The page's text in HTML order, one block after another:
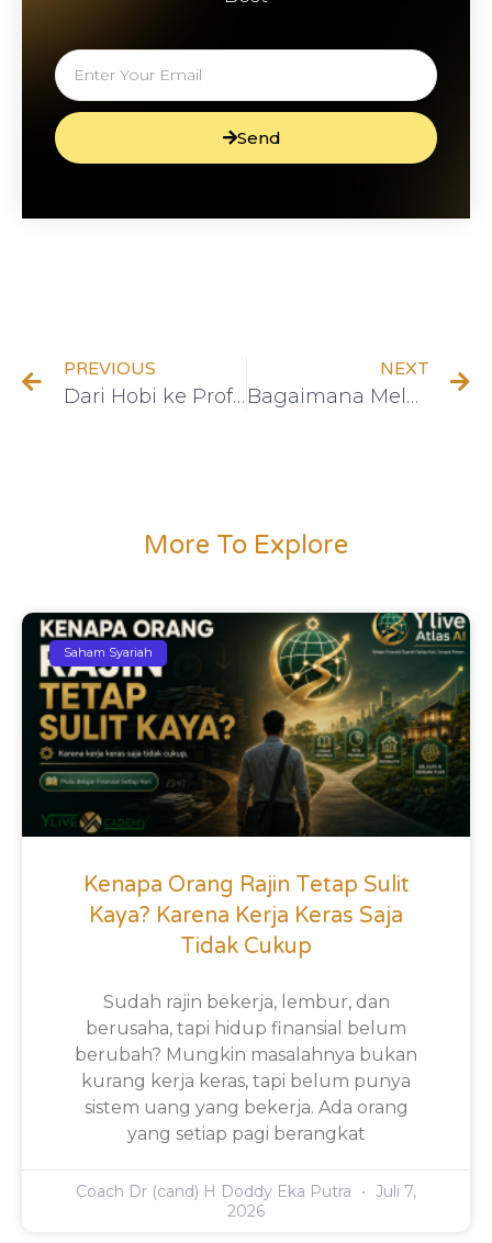
Send
PREVIOUS
Dari Hobi ke Profesi: Cara Mengubah Kegiatan Favorit Anda Menjadi Sumber Pendapatan
NEXT
Bagaimana Melakukan Analisis Fundamental dalam Investasi Saham: Panduan Praktis
More To Explore
Saham Syariah
Kenapa Orang Rajin Tetap Sulit
Kaya? Karena Kerja Keras Saja
Tidak Cukup
Sudah rajin bekerja, lembur, dan
berusaha, tapi hidup finansial belum
berubah? Mungkin masalahnya bukan
kurang kerja keras, tapi belum punya
sistem uang yang bekerja. Ada orang
yang setiap pagi berangkat
Coach Dr (cand) H Doddy Eka Putra
Juli 7,
2026